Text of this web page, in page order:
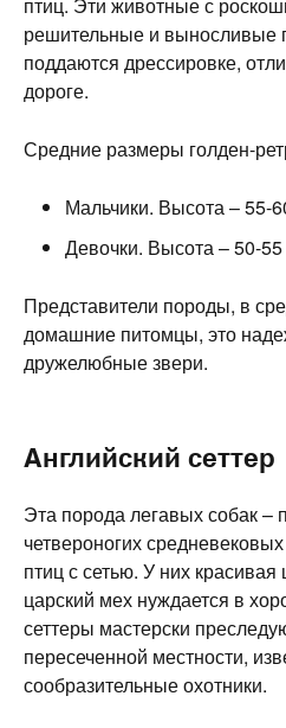
решительные и выносливые
поддаются дрессировке,
дороге.
Средние размеры голден-
Мальчики. Высота – 55-
Девочки. Высота – 50-55
Представители породы, в
домашние питомцы, это
дружелюбные звери.
Английский сеттер
Эта порода легавых собак –
четвероногих
птиц с сетью. У них красивая
царский мех нуждается в
сеттеры мастерски
пересеченной местности,
сообразительные охотники.